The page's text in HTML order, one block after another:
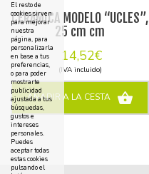
CERAMICA MODELO “UCLES”,
25 cm cm
14,52€
(IVA incluido)
AÑADIR A LA CESTA
El resto de
cookies sirven
para mejorar
nuestra
página, para
personalizarla
en base a tus
preferencias,
o para poder
mostrarte
publicidad
ajustada a tus
búsquedas,
gustos e
intereses
personales.
Puedes
aceptar todas
estas cookies
pulsando el